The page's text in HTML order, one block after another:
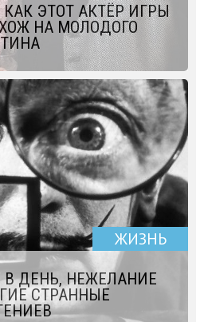
ЭТОТ АКТЁР ИГРЫ
НА МОЛОДОГО
ЖИЗНЬ
В ДЕНЬ, НЕЖЕЛАНИЕ
СТРАННЫЕ